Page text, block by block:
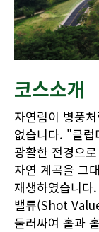
코스소개
자연림이 병풍
없습니다. "클
광활한 전경으
자연 계곡을 그
재생하였습니다
밸류(Shot
둘러싸여 홀과